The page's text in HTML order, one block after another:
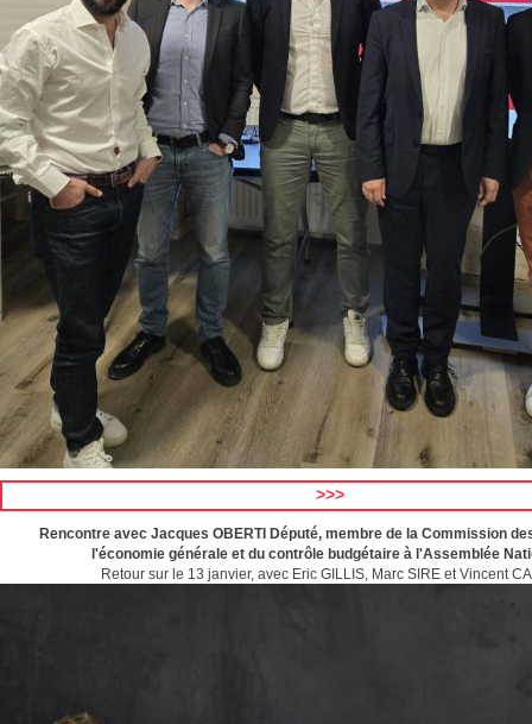
>>>
Rencontre avec Jacques OBERTI Député, membre de la Commission
l'économie générale et du contrôle budgétaire à l'Assemblée
Retour sur le 13 janvier, avec Eric GILLIS, Marc SIRE et Vincent